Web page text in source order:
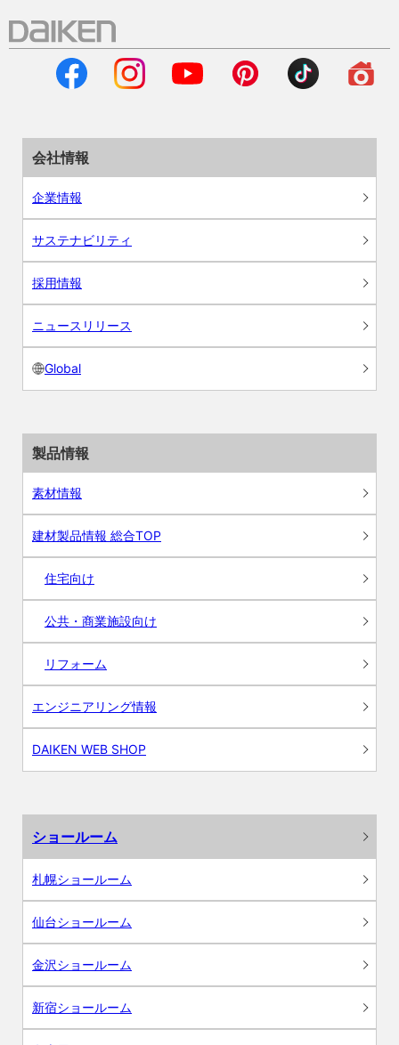
会社情報
企業情報
サステナビリティ
採用情報
ニュースリリース
Global
製品情報
素材情報
建材製品情報 総合TOP
住宅向け
公共・商業施設向け
リフォーム
エンジニアリング情報
DAIKEN WEB SHOP
ショールーム
札幌ショールーム
仙台ショールーム
金沢ショールーム
新宿ショールーム